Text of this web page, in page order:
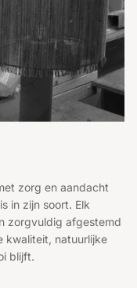
zorg en aandacht
in zijn soort. Elk
zorgvuldig afgestemd
kwaliteit, natuurlijke
blijft.